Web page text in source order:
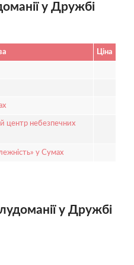
у Дружбі
Ціна
небезпечних
у Сумах
у Дружбі